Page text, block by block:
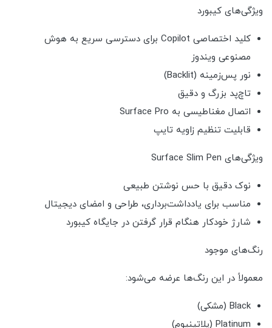
ویژگی‌های کیبورد
کلید اختصاصی Copilot برای دسترسی سریع به هوش
مصنوعی ویندوز
نور پس‌زمینه (Backlit)
تاچ‌پد بزرگ و دقیق
اتصال مغناطیسی به Surface Pro
قابلیت تنظیم زاویه تایپ
ویژگی‌های Surface Slim Pen
نوک دقیق با حس نوشتن طبیعی
مناسب برای یادداشت‌برداری، طراحی و امضای دیجیتال
شارژ خودکار هنگام قرار گرفتن در جایگاه کیبورد
رنگ‌های موجود
معمولاً در این رنگ‌ها عرضه می‌شود:
Black (مشکی)
Platinum (پلاتینیوم)